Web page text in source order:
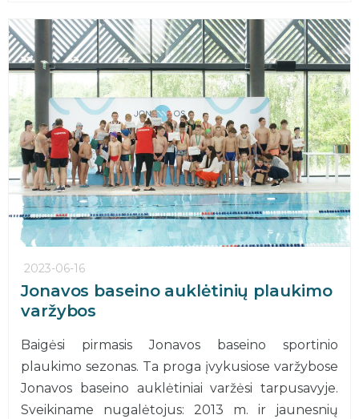
2023-06-16
Jonavos baseino auklėtinių plaukimo
varžybos
Baigėsi pirmasis Jonavos baseino sportinio
plaukimo sezonas. Ta proga įvykusiose varžybose
Jonavos baseino auklėtiniai varžėsi tarpusavyje.
Sveikiname nugalėtojus: 2013 m. ir jaunesnių